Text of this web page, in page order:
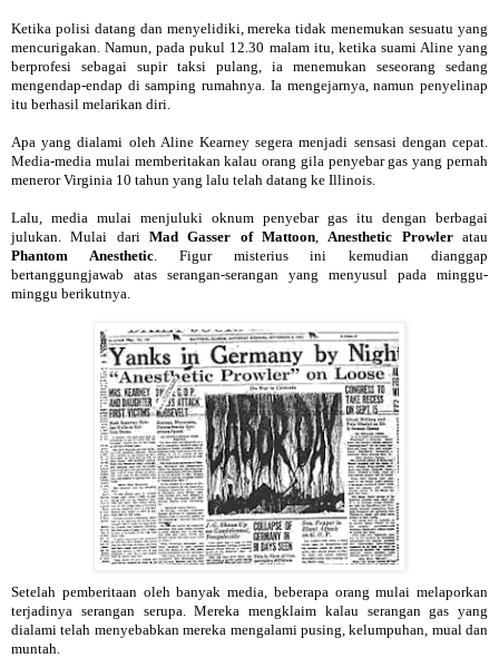
Ketika polisi datang dan menyelidiki, mereka tidak menemukan sesuatu yang
mencurigakan. Namun, pada pukul 12.30 malam itu, ketika suami Aline yang
berprofesi sebagai supir taksi pulang, ia menemukan seseorang sedang
mengendap-endap di samping rumahnya. Ia mengejarnya, namun penyelinap
itu berhasil melarikan diri.
Apa yang dialami oleh Aline Kearney segera menjadi sensasi dengan cepat.
Media-media mulai memberitakan kalau orang gila penyebar gas yang pernah
meneror Virginia 10 tahun yang lalu telah datang ke Illinois.
Lalu, media mulai menjuluki oknum penyebar gas itu dengan berbagai
julukan. Mulai dari Mad Gasser of Mattoon Anesthetic Prowleratau
Phantom Anesthetic. Figur misterius ini kemudian dianggap
bertanggungjawab atas serangan-serangan yang menyusul pada minggu-
minggu berikutnya.
Setelah pemberitaan oleh banyak media, beberapa orang mulai melaporkan
terjadinya serangan serupa. Mereka mengklaim kalau serangan gas yang
dialami telah menyebabkan mereka mengalami pusing, kelumpuhan, mual dan
muntah.